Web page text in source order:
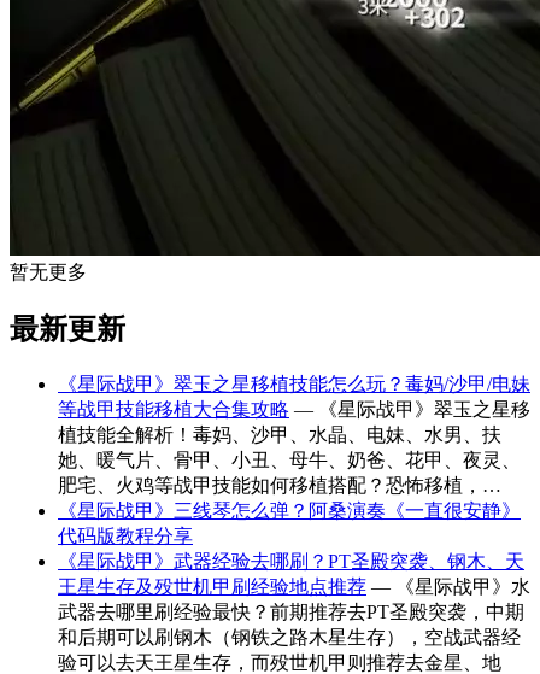
暂无更多
最新更新
《星际战甲》翠玉之星移植技能怎么玩？毒妈/沙甲/电妹
等战甲技能移植大合集攻略 — 《星际战甲》翠玉之星移
植技能全解析！毒妈、沙甲、水晶、电妹、水男、扶
她、暖气片、骨甲、小丑、母牛、奶爸、花甲、夜灵、
肥宅、火鸡等战甲技能如何移植搭配？恐怖移植，…
《星际战甲》三线琴怎么弹？阿桑演奏《一直很安静》
代码版教程分享
《星际战甲》武器经验去哪刷？PT圣殿突袭、钢木、天
王星生存及殁世机甲刷经验地点推荐 — 《星际战甲》水
武器去哪里刷经验最快？前期推荐去PT圣殿突袭，中期
和后期可以刷钢木（钢铁之路木星生存），空战武器经
验可以去天王星生存，而殁世机甲则推荐去金星、地